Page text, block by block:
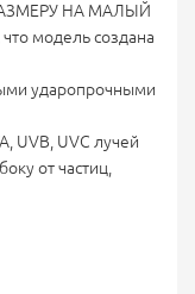
НА МАЛЫЙ
модель создана
ударопрочными
UVB, UVC лучей
от частиц,